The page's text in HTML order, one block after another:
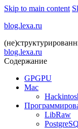
Skip to main content
blog.lexa.ru
blog.lexa.ru
Содержание
GPGPU
Mac
LibRaw